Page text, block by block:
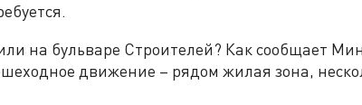
на бульваре Строителей? Как сообщает
движение – рядом жилая зона,